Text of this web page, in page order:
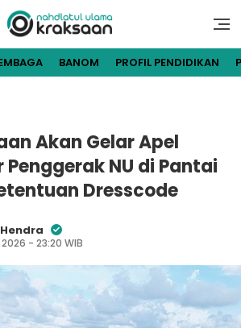
NU Kraksaan
Resmi Pengurus
BANOM PROFIL PENDIDIKAN
Akan Gelar Apel
NU di Pantai
Dresscode
- 23:20 WIB